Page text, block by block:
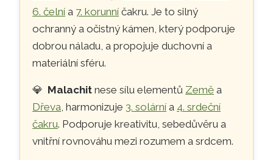
6. čelní a 7. korunní čakru. Je to silný
ochranný a očistný kámen, který podporuje
dobrou náladu, a propojuje duchovní a
materiální sféru.
💎 Malachit nese sílu elementů Země a
Dřeva, harmonizuje 3. solární a 4. srdeční
čakru. Podporuje kreativitu, sebedůvěru a
vnitřní rovnováhu mezi rozumem a srdcem.